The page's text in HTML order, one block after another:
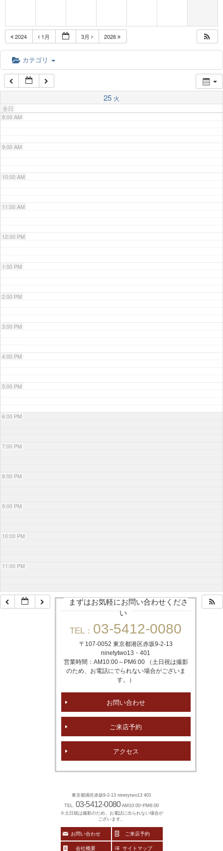
2024 1月 3月 2026
カテゴリ
25 火
全日
5:00 AM
6:00 AM
7:00 AM
8:00 AM
9:00 AM
10:00 AM
11:00 AM
12:00 PM
1:00 PM
2:00 PM
3:00 PM
4:00 PM
5:00 PM
6:00 PM
7:00 PM
8:00 PM
9:00 PM
10:00 PM
11:00 PM
まずはお気軽にお問い合わせくださ
い
TEL： 03-5412-0080
〒107-0052 東京都港区赤坂9-2-13
ninetytwo13・401
営業時間：AM10:00～PM6:00 （土日祝は撮影
のため、お電話にでられない場合がございま
す。）
お問い合わせ
ご来店予約
アクセス
東京都港区赤坂9-2-13 ninetytwo13 401
TEL. 03-5412-0080 AM10:00~PM6:00
※土日祝は撮影のため、お電話に出られない場合が
ございます。
お問い合わせ ご来店予約
会社概要 サイトマップ